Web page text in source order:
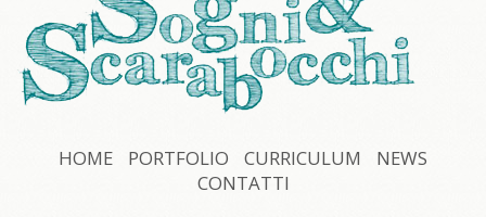
HOME PORTFOLIO CURRICULUM
NEWS
CONTATTI